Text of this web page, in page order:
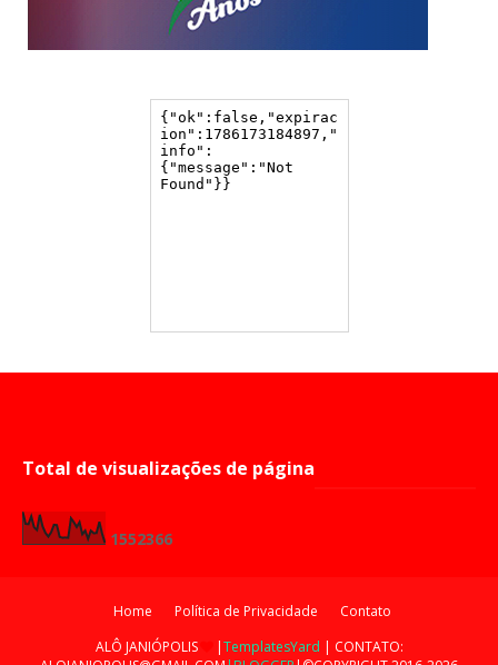
Total de visualizações de página
1552366
Home Política de Privacidade
Contato
ALÔ JANIÓPOLIS
|TemplatesYard | CONTATO: